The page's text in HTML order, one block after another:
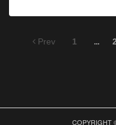
Prev 1 ...
COPYRIGHT